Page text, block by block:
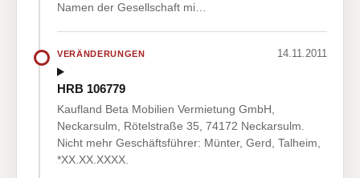
Namen der Gesellschaft mi…
VERÄNDERUNGEN 14.11.2011
HRB 106779
Kaufland Beta Mobilien Vermietung GmbH,
Neckarsulm, Rötelstraße 35, 74172 Neckarsulm.
Nicht mehr Geschäftsführer: Münter, Gerd, Talheim,
*XX.XX.XXXX.